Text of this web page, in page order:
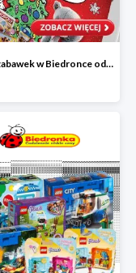
Kraina zabawek w Biedronce od 19,99 zł